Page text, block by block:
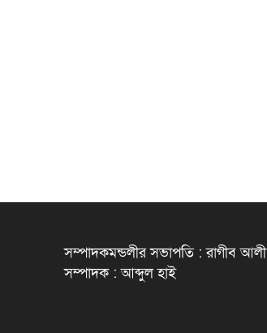
সম্পাদকমন্ডলীর সভাপতি : রাগীব আলী
সম্পাদক : আব্দুল হাই